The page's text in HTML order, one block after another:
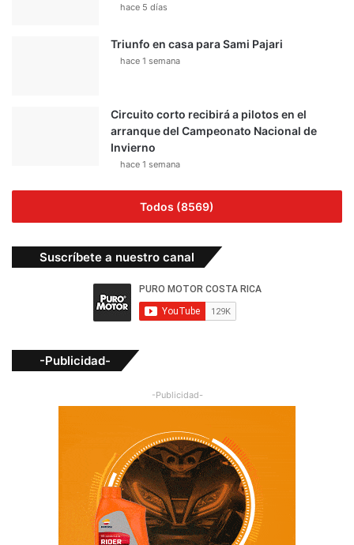
hace 5 días
Triunfo en casa para Sami Pajari
hace 1 semana
Circuito corto recibirá a pilotos en el
arranque del Campeonato Nacional de
Invierno
hace 1 semana
Todos (8569)
Suscríbete a nuestro canal
-Publicidad-
-Publicidad-